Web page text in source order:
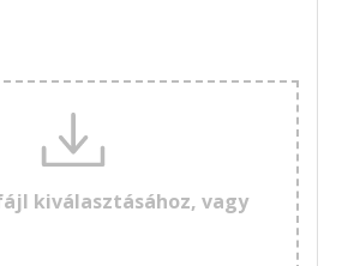
kiválasztásához, vagy